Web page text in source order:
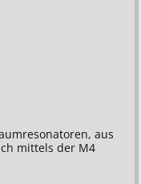
aus
mittels der M4